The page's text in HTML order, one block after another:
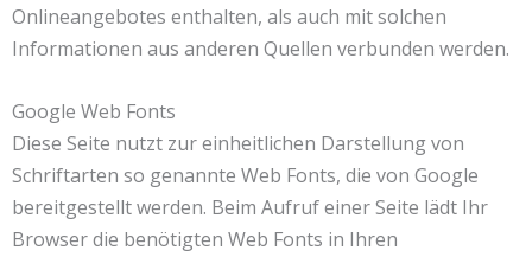
Onlineangebotes enthalten, als auch mit solchen
Informationen aus anderen Quellen verbunden werden.
Google Web Fonts
Diese Seite nutzt zur einheitlichen Darstellung von
Schriftarten so genannte Web Fonts, die von Google
bereitgestellt werden. Beim Aufruf einer Seite lädt Ihr
Browser die benötigten Web Fonts in Ihren